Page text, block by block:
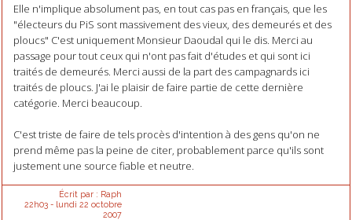
Elle n'implique absolument pas, en tout cas pas en français, que les
"électeurs du PiS sont massivement des vieux, des demeurés et des
ploucs" C'est uniquement Monsieur Daoudal qui le dis. Merci au
passage pour tout ceux qui n'ont pas fait d'études et qui sont ici
traités de demeurés. Merci aussi de la part des campagnards ici
traités de ploucs. J'ai le plaisir de faire partie de cette dernière
catégorie. Merci beaucoup.
C'est triste de faire de tels procès d'intention à des gens qu'on ne
prend même pas la peine de citer, probablement parce qu'ils sont
justement une source fiable et neutre.
Écrit par : Raph
22h03- lundi 22 octobre
2007